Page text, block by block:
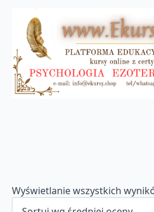
Wyświetlanie wszystkich